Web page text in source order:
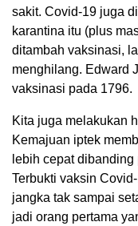
sakit. Covid-19 juga
karantina itu (plus
ditambah vaksinasi,
menghilang. Edward
vaksinasi pada 1796.
Kita juga melakukan
Kemajuan iptek
lebih cepat
Terbukti vaksin
jangka tak sampai
jadi orang pertama